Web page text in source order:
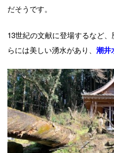
だそうです。
13世紀の文献に登場するなど
らには美しい湧水があり、 潮井